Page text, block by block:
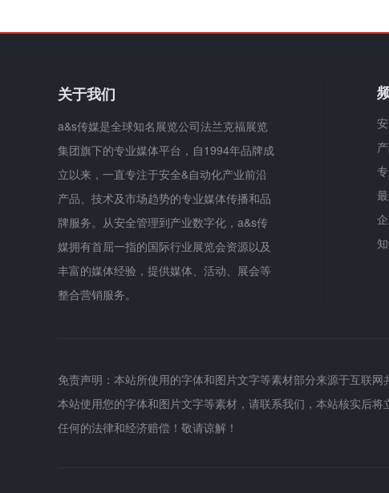
关于我们
a&s传媒是全球知名展览公司法兰克福展览
集团旗下的专业媒体平台，自1994年品牌成
立以来，一直专注于安全&自动化产业前沿
产品、技术及市场趋势的专业媒体传播和品
牌服务。从安全管理到产业数字化，a&s传
媒拥有首屈一指的国际行业展览会资源以及
丰富的媒体经验，提供媒体、活动、展会等
整合营销服务。
免责声明：本站所使用的字体和图片文字等素材部分来源于互联
本站使用您的字体和图片文字等素材，请联系我们，本站核实后
任何的法律和经济赔偿！敬请谅解！